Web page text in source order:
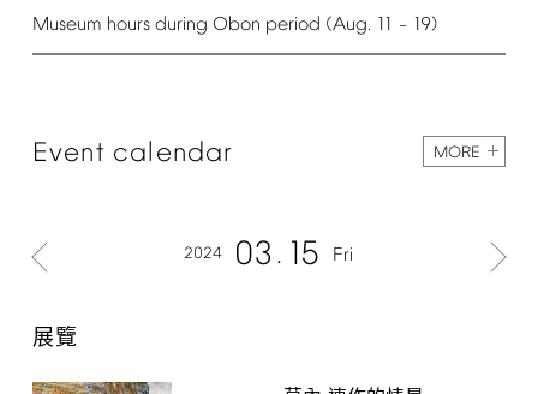
Museum hours during Obon period (Aug. 11 – 19)
Event calendar MORE
2024 03 15 Fri
展覽